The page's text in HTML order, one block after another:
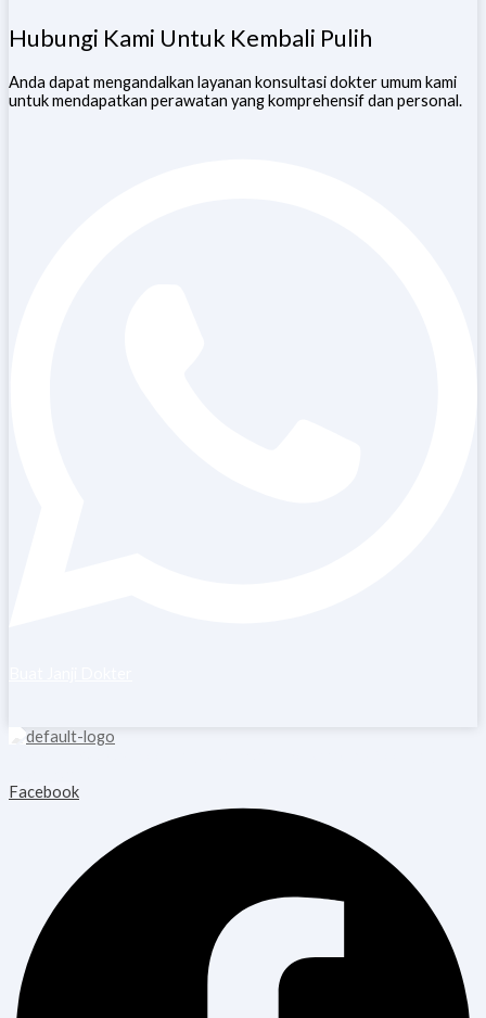
Hubungi Kami Untuk Kembali Pulih
Anda dapat mengandalkan layanan konsultasi dokter umum kami
untuk mendapatkan perawatan yang komprehensif dan personal.
Facebook